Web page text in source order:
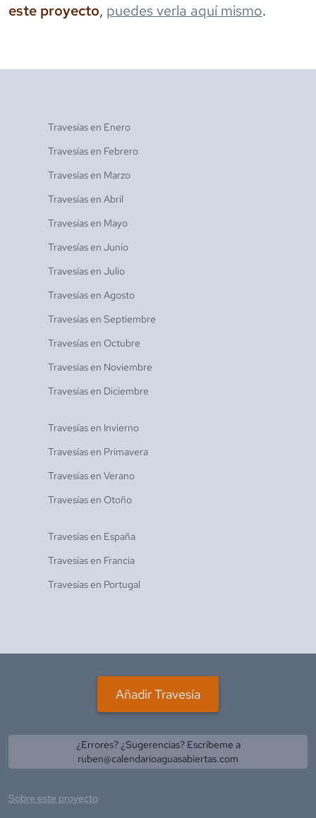
este proyecto, puedes verla aquí mismo.
Travesías en Enero
Travesías en Febrero
Travesías en Marzo
Travesías en Abril
Travesías en Mayo
Travesías en Junio
Travesías en Julio
Travesías en Agosto
Travesías en Septiembre
Travesías en Octubre
Travesías en Noviembre
Travesías en Diciembre
Travesías en Invierno
Travesías en Primavera
Travesías en Verano
Travesías en Otoño
Travesías en España
Travesías en Francia
Travesías en Portugal
Añadir Travesía
¿Errores? ¿Sugerencias? Escríbeme a
ruben@calendarioaguasabiertas.com
Sobre este proyecto